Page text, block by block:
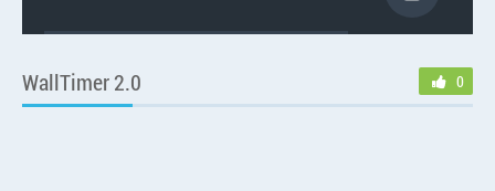
WallTimer 2.0 0